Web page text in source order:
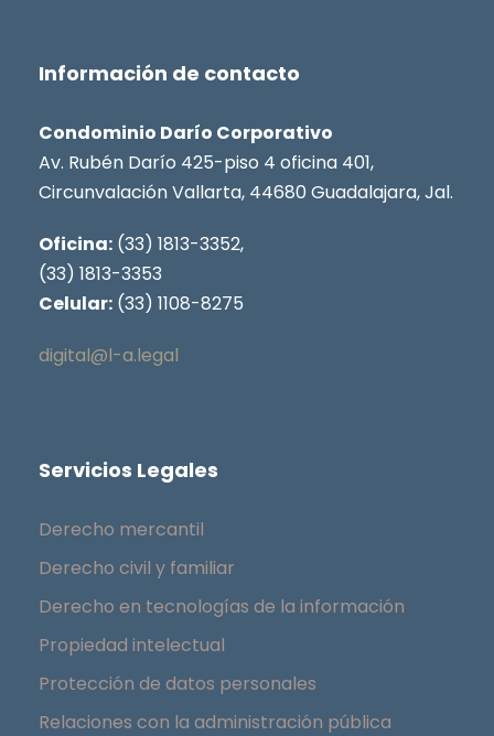
Información de contacto
Condominio Darío Corporativo
Av. Rubén Darío 425-piso 4 oficina 401,
Circunvalación Vallarta, 44680 Guadalajara, Jal.
Oficina: (33) 1813-3352,
(33) 1813-3353
Celular: (33) 1108-8275
digital@l-a.legal
Servicios Legales
Derecho mercantil
Derecho civil y familiar
Derecho en tecnologías de la información
Propiedad intelectual
Protección de datos personales
Relaciones con la administración pública